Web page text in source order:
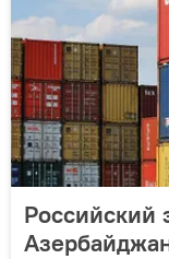
Российский